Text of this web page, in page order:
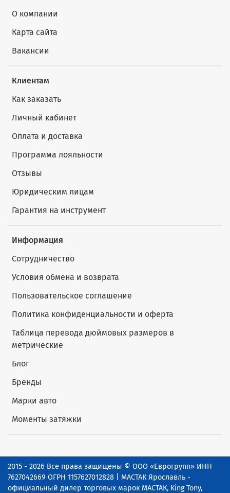
О компании
Карта сайта
Вакансии
Клиентам
Как заказать
Личный кабинет
Оплата и доставка
Программа лояльности
Отзывы
Юридическим лицам
Гарантия на инструмент
Информация
Сотрудничество
Условия обмена и возврата
Пользовательское соглашение
Политика конфиденциальности и оферта
Таблица перевода дюймовых размеров в
метрические
Блог
Бренды
Марки авто
Моменты затяжки
2015 - 2026 Все права защищены © ООО «Еврогрупп» ИНН
7627042669 ОГРН 1157627012828 | МАСТАК Ярославль -
официальный дилер торговых марок МАСТАК, King Tony,